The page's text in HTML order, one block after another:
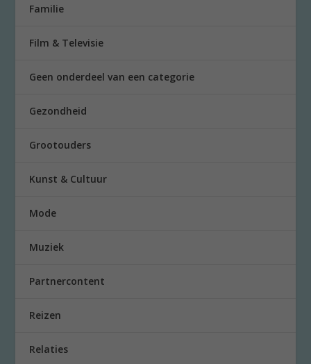
Familie
Film & Televisie
Geen onderdeel van een categorie
Gezondheid
Grootouders
Kunst & Cultuur
Mode
Muziek
Partnercontent
Reizen
Relaties